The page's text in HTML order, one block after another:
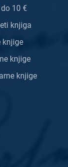
10 €
knjiga
knjige
knjige
knjige